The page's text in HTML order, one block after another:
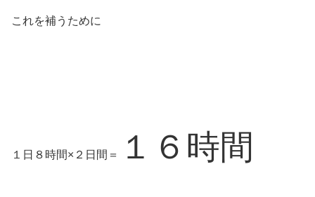
これを補うために
１日８時間×２日間＝ １６時間